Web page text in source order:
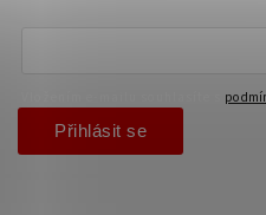
Přihlásit se